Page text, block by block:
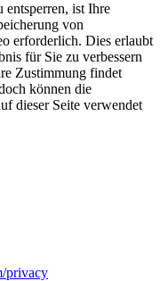
entsperren, ist Ihre
von
erforderlich. Dies erlaubt
für Sie zu verbessern
Zustimmung findet
können die
dieser Seite verwendet
privacy